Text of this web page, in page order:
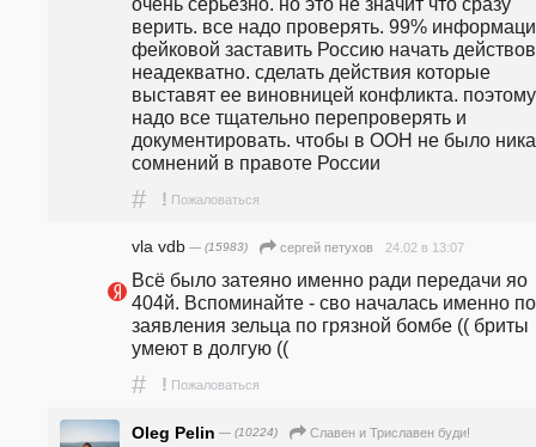
верить. все надо проверять. 99%
фейковой заставить Россию начать
неадекватно. сделать действия которые
выставят ее виновницей конфликта. поэтому
надо все тщательно перепроверять и
документировать. чтобы в ООН не было
сомнений в правоте России
# ! Пожаловаться
vla vdb — (15983) сергей петухов 24.02 в 13:07
Всё было затеяно именно ради передачи яо
404й. Вспоминайте - сво началась именно
заявления зельца по грязной бомбе (( бриты
умеют в долгую ((
# ! Пожаловаться
Oleg Pelin — (10224)
Славен и Триславен буди!